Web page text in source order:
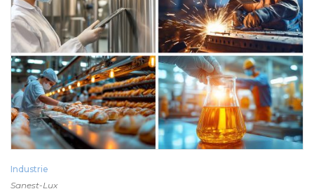
Industrie
Sanest-Lux